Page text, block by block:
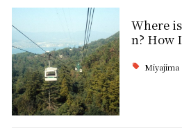
Where
n? How
Miyajima